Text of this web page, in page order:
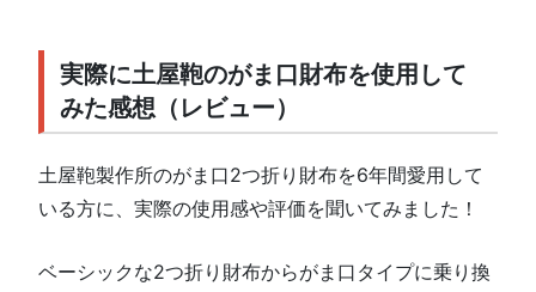
実際に土屋鞄のがま口財布を使用して
みた感想（レビュー）
土屋鞄製作所のがま口2つ折り財布を6年間愛用して
いる方に、実際の使用感や評価を聞いてみました！
ベーシックな2つ折り財布からがま口タイプに乗り換